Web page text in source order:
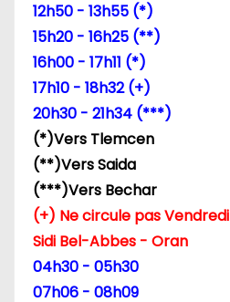
e
a
r
t
c
12h50 - 13h55 (*)
15h20 - 16h25 (**)
16h00 - 17h11 (*)
17h10 - 18h32 (+)
20h30 - 21h34 (***)
(*)Vers Tlemcen
(**)Vers Saida
(***)Vers Bechar
(+) Ne circule pas Vendredi
Sidi Bel-Abbes - Oran
04h30 - 05h30
07h06 - 08h09